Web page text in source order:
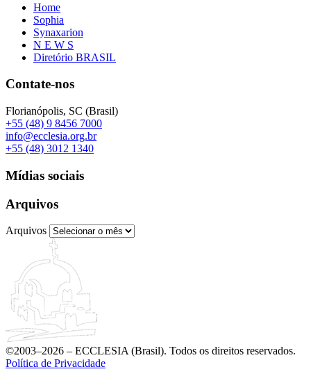
Home
Sophia
Synaxarion
N E W S
Diretório BRASIL
Contate-nos
Florianópolis, SC (Brasil)
+55 (48) 9 8456 7000
info@ecclesia.org.br
+55 (48) 3012 1340
Mídias sociais
Arquivos
Arquivos
©2003–2026 – ECCLESIA (Brasil). Todos os direitos reservados.
Política de Privacidade